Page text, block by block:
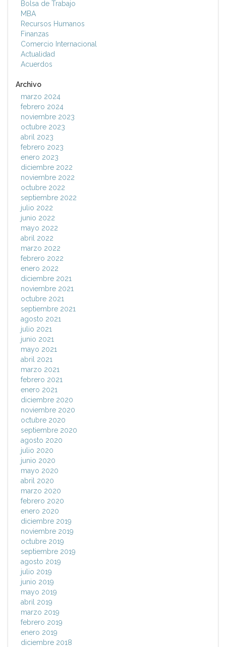
Bolsa de Trabajo
MBA
Recursos Humanos
Finanzas
Comercio Internacional
Actualidad
Acuerdos
Archivo
marzo 2024
febrero 2024
noviembre 2023
octubre 2023
abril 2023
febrero 2023
enero 2023
diciembre 2022
noviembre 2022
octubre 2022
septiembre 2022
julio 2022
junio 2022
mayo 2022
abril 2022
marzo 2022
febrero 2022
enero 2022
diciembre 2021
noviembre 2021
octubre 2021
septiembre 2021
agosto 2021
julio 2021
junio 2021
mayo 2021
abril 2021
marzo 2021
febrero 2021
enero 2021
diciembre 2020
noviembre 2020
octubre 2020
septiembre 2020
agosto 2020
julio 2020
junio 2020
mayo 2020
abril 2020
marzo 2020
febrero 2020
enero 2020
diciembre 2019
noviembre 2019
octubre 2019
septiembre 2019
agosto 2019
julio 2019
junio 2019
mayo 2019
abril 2019
marzo 2019
febrero 2019
enero 2019
diciembre 2018